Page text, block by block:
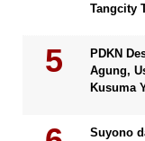
Tangcity
PDKN
Agung,
Kusuma
Suyono